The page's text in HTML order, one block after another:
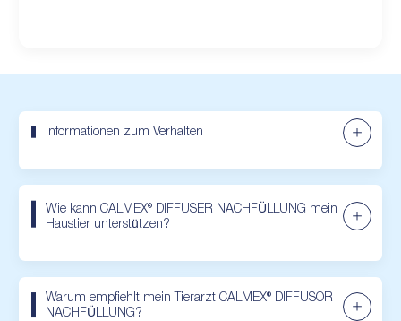
Informationen zum Verhalten
Wie kann CALMEX® DIFFUSER NACHFÜLLUNG mein
Haustier unterstützen?
Warum empfiehlt mein Tierarzt CALMEX® DIFFUSOR
NACHFÜLLUNG?